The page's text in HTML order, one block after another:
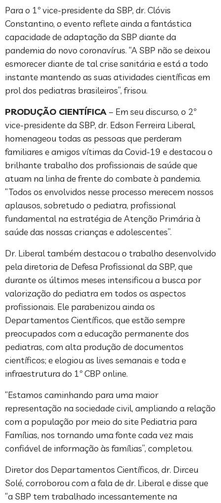
Para o 1º vice-presidente da SBP, dr. Clóvis
Constantino, o evento reflete ainda a fantástica
capacidade de adaptação da SBP diante da
pandemia do novo coronavírus. “A SBP não se deixou
esmorecer diante de tal crise sanitária e está a todo
instante mantendo as suas atividades científicas em
prol dos pediatras brasileiros”, frisou.
PRODUÇÃO CIENTÍFICA – Em seu discurso, o 2º
vice-presidente da SBP, dr. Edson Ferreira Liberal,
homenageou todas as pessoas que perderam
familiares e amigos vítimas da Covid-19 e destacou o
brilhante trabalho dos profissionais de saúde que
atuam na linha de frente do combate à pandemia.
“Todos os envolvidos nesse processo merecem nossos
aplausos, sobretudo o pediatra, profissional
fundamental na estratégia de Atenção Primária à
saúde das nossas crianças e adolescentes”.
Dr. Liberal também destacou o trabalho desenvolvido
pela diretoria de Defesa Profissional da SBP, que
durante os últimos meses intensificou a busca por
valorização do pediatra em todos os aspectos
profissionais. Ele parabenizou ainda os
Departamentos Científicos, que estão sempre
preocupados com a educação permanente dos
pediatras, com alta produção de documentos
científicos; e elogiou as lives semanais e toda e
infraestrutura do 1º CBP online.
“Estamos caminhando para uma maior
representação na sociedade civil, ampliando a relação
com a população por meio do site Pediatria para
Famílias, nos tornando uma fonte cada vez mais
confiável de informação às famílias”, completou.
Diretor dos Departamentos Científicos, dr. Dirceu
Solé, corroborou com a fala de dr. Liberal e disse que
“a SBP tem trabalhado incessantemente na